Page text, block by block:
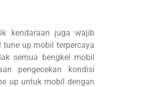
kendaraan juga wajib
up mobil terpercaya
semua bengkel mobil
pengecekan kondisi
up untuk mobil dengan